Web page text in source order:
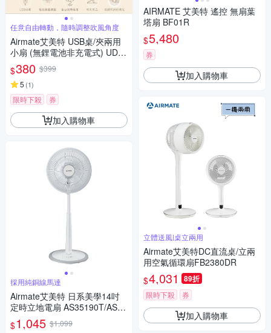
任意自由轉動，隨時調整吹風角度
Airmate艾美特 USB桌/夾兩用
小扇 (無鋰電池非充電式) UD20
$380 $399
5 (1)
限時下殺 券
加入購物車
採用純銅線馬達
Airmate艾美特 日系美學14吋
定時立地電扇 AS35190T/AS35
S191T
$1,045 $1,099
AIRMATE 艾美特 遙控 無扇葉
塔扇 BF01R
$5,480
券
加入購物車
立體送風|桌立兩用
Airmate艾美特DC直流桌/立兩
用空氣循環扇FB2380DR
$4,031 89折
限時下殺 券
加入購物車